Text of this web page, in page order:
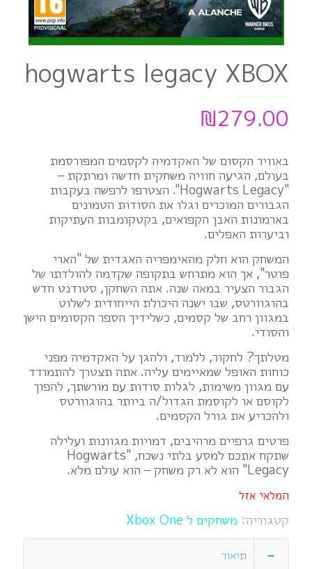
hogwarts legacy XBOX
₪279.00
באוויר הקסום של האקדמיה לקסמים המפורסמת
בעולם, הגיעה חוויה משחקית חדשה ומרתקת –
"Hogwarts Legacy". הצטרפו לרפשה בעקבות
הגבורים המוכרים וגלו את הסודות הטמונים
בארמונות האבן הקפואים, בקטקומבות העתיקות
וביערות האפלים.
המשחק הוא חלק מהאימפריה האגדית של "הארי
פוטר", אך הוא מתרחש בתקופה שקדמה להולדתו של
הגבור הצעיר במאה שנה. אתה השחקן, סטודנט חדש
בהוגוורטס, שבו ישנה היכולת הייחודית לשלוט
במגוון רחב של קסמים, כשלידיך הספר הקסומים הישן
והסודי.
מטלתך? לחקור, ללמוד, ולהגן על האקדמיה מפני
כוחות האופל שמאיימים עליה. אתה תצטרך להתמודד
עם מגוון משימות, לגלות סודות עם מורשתך, להפוך
לקוסם או לקוסמת הגדול/ה ביותר בהוגוורטס
ולהכריע את גורל הקסמים.
פרטים גרפיים מרהיבים, דמויות מגוונות ועלילה
שתקח אתכם למסע בלתי נשכח, "Hogwarts
Legacy" הוא לא רק משחק – הוא עולם מלא.
המלאי אזל
קטגוריה: משחקים ל Xbox One
תיאור